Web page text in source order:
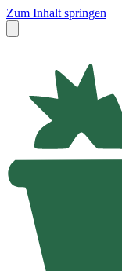
Zum Inhalt springen